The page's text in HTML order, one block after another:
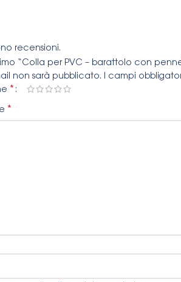
recensioni.
“Colla per PVC – barattolo con
non sarà pubblicato. I campi
*
*